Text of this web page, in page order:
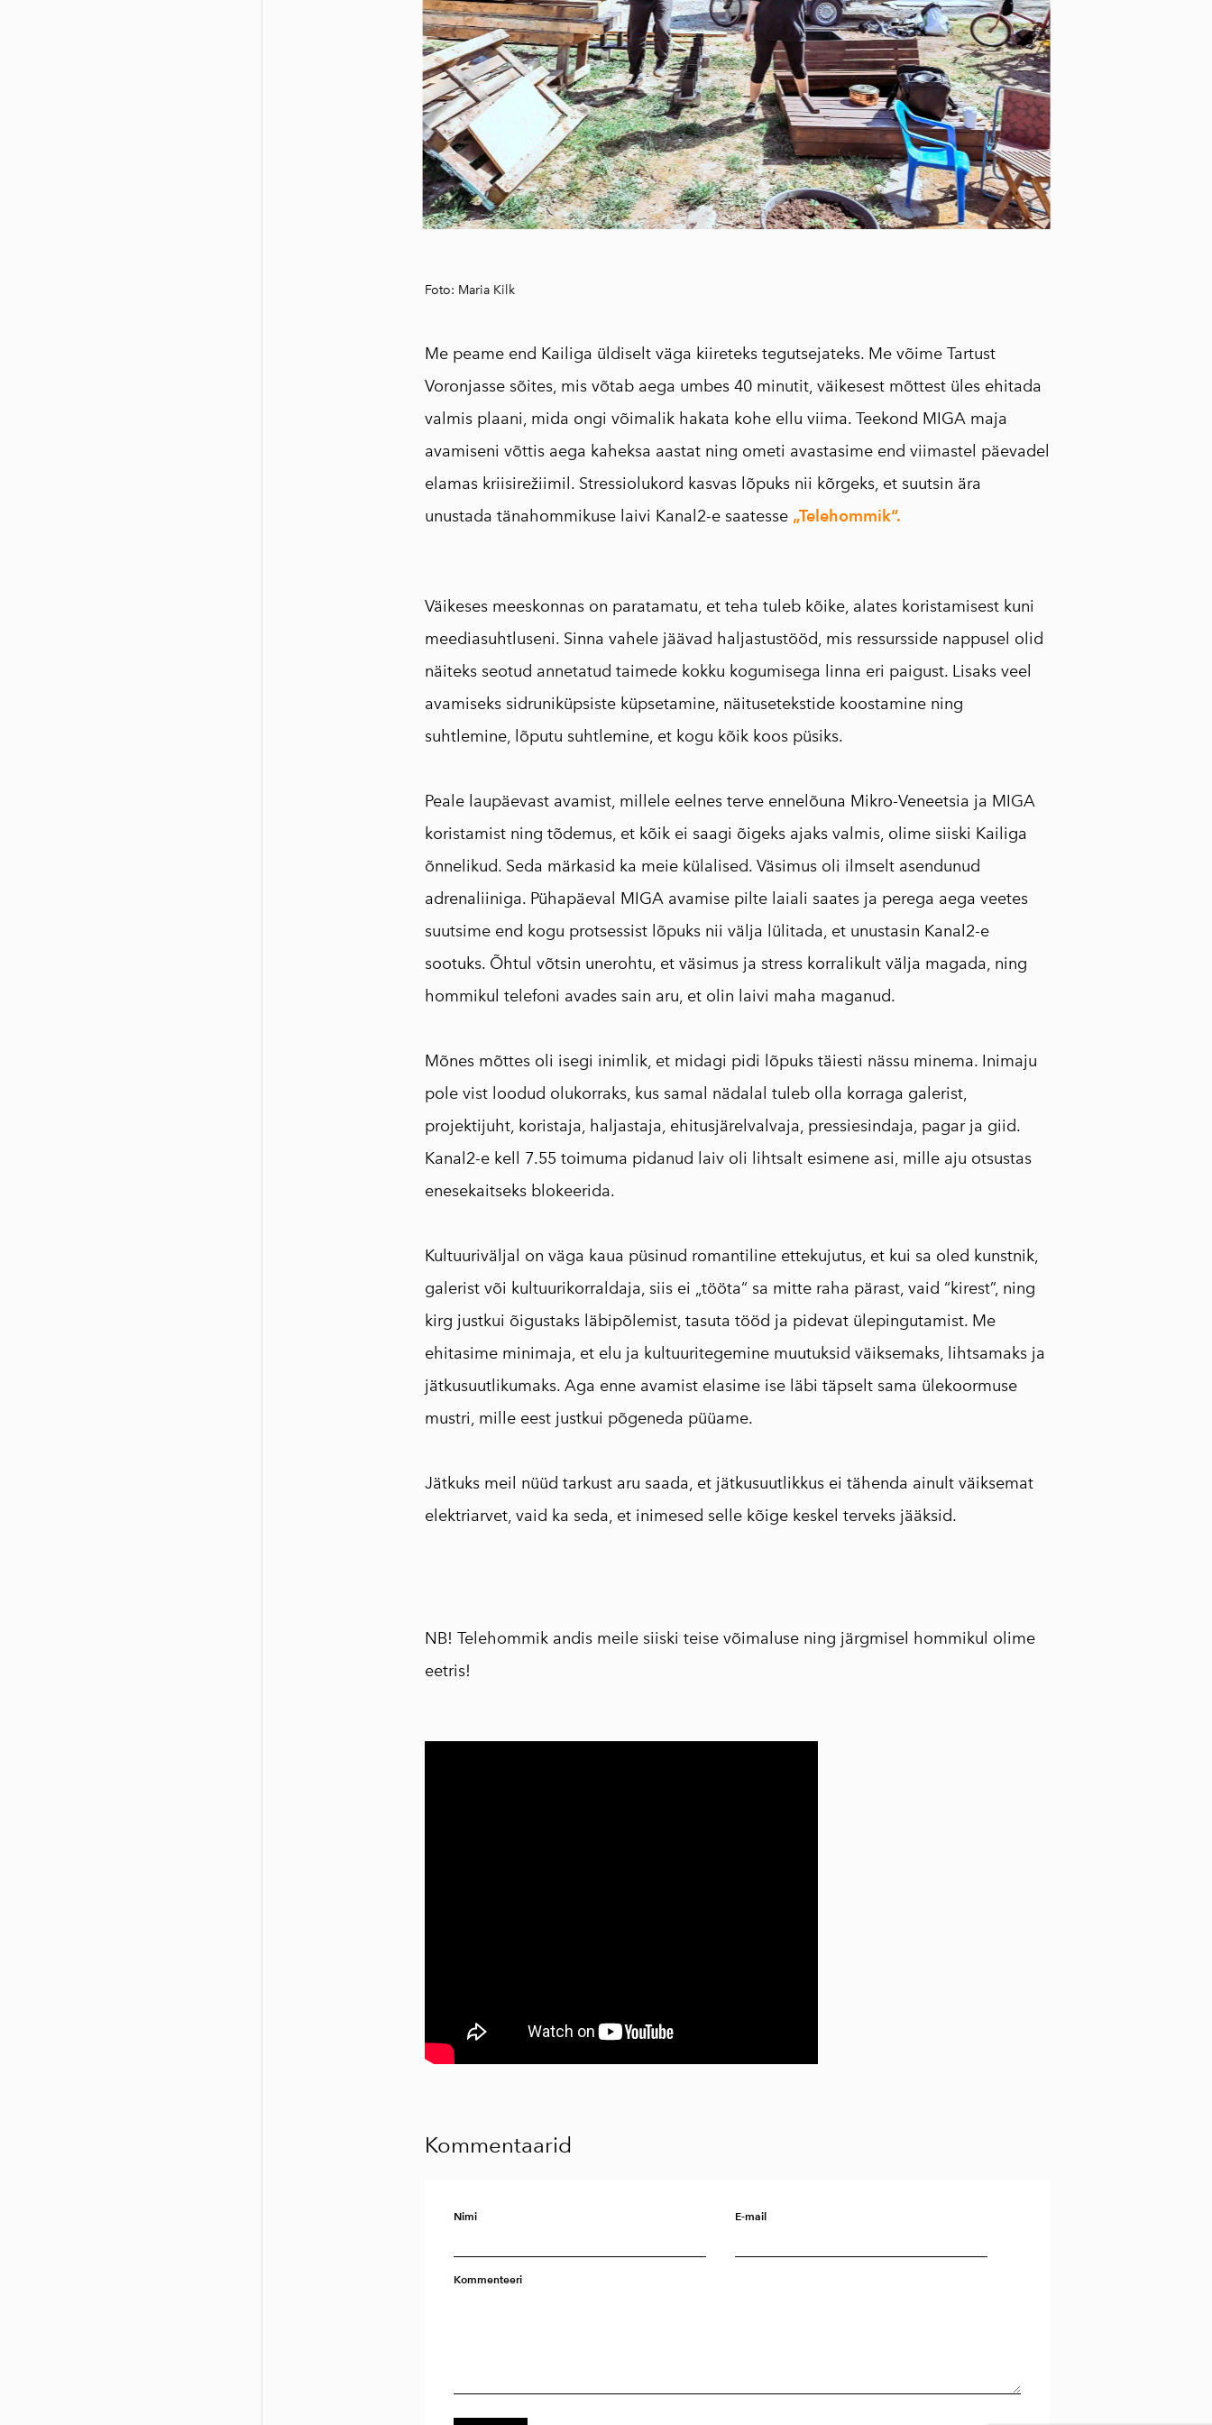
Foto: Maria Kilk
Me peame end Kailiga üldiselt väga kiireteks tegutsejateks. Me võime Tartust
Voronjasse sõites, mis võtab aega umbes 40 minutit, väikesest mõttest üles ehitada
valmis plaani, mida ongi võimalik hakata kohe ellu viima. Teekond MIGA maja
avamiseni võttis aega kaheksa aastat ning ometi avastasime end viimastel päevadel
elamas kriisirežiimil. Stressiolukord kasvas lõpuks nii kõrgeks, et suutsin ära
unustada tänahommikuse laivi Kanal2-e saatesse „Telehommik“.
Väikeses meeskonnas on paratamatu, et teha tuleb kõike, alates koristamisest kuni
meediasuhtluseni. Sinna vahele jäävad haljastustööd, mis ressursside nappusel olid
näiteks seotud annetatud taimede kokku kogumisega linna eri paigust. Lisaks veel
avamiseks sidruniküpsiste küpsetamine, näitusetekstide koostamine ning
suhtlemine, lõputu suhtlemine, et kogu kõik koos püsiks.
Peale laupäevast avamist, millele eelnes terve ennelõuna Mikro-Veneetsia ja MIGA
koristamist ning tõdemus, et kõik ei saagi õigeks ajaks valmis, olime siiski Kailiga
õnnelikud. Seda märkasid ka meie külalised. Väsimus oli ilmselt asendunud
adrenaliiniga. Pühapäeval MIGA avamise pilte laiali saates ja perega aega veetes
suutsime end kogu protsessist lõpuks nii välja lülitada, et unustasin Kanal2-e
sootuks. Õhtul võtsin unerohtu, et väsimus ja stress korralikult välja magada, ning
hommikul telefoni avades sain aru, et olin laivi maha maganud.
Mõnes mõttes oli isegi inimlik, et midagi pidi lõpuks täiesti nässu minema. Inimaju
pole vist loodud olukorraks, kus samal nädalal tuleb olla korraga galerist,
projektijuht, koristaja, haljastaja, ehitusjärelvalvaja, pressiesindaja, pagar ja giid.
Kanal2-e kell 7.55 toimuma pidanud laiv oli lihtsalt esimene asi, mille aju otsustas
enesekaitseks blokeerida.
Kultuuriväljal on väga kaua püsinud romantiline ettekujutus, et kui sa oled kunstnik,
galerist või kultuurikorraldaja, siis ei „tööta“ sa mitte raha pärast, vaid “kirest”, ning
kirg justkui õigustaks läbipõlemist, tasuta tööd ja pidevat ülepingutamist. Me
ehitasime minimaja, et elu ja kultuuritegemine muutuksid väiksemaks, lihtsamaks ja
jätkusuutlikumaks. Aga enne avamist elasime ise läbi täpselt sama ülekoormuse
mustri, mille eest justkui põgeneda püüame.
Jätkuks meil nüüd tarkust aru saada, et jätkusuutlikkus ei tähenda ainult väiksemat
elektriarvet, vaid ka seda, et inimesed selle kõige keskel terveks jääksid.
NB! Telehommik andis meile siiski teise võimaluse ning järgmisel hommikul olime
eetris!
Kommentaarid
Nimi E-mail
Kommenteeri